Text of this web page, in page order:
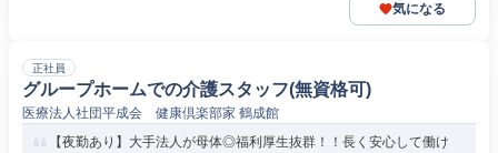
気になる
正社員
グループホームでの介護スタッフ(無資格可)
医療法人社団平成会 健康倶楽部家 鶴成館
【夜勤あり】大手法人が母体◎福利厚生抜群！！長く安心して働け